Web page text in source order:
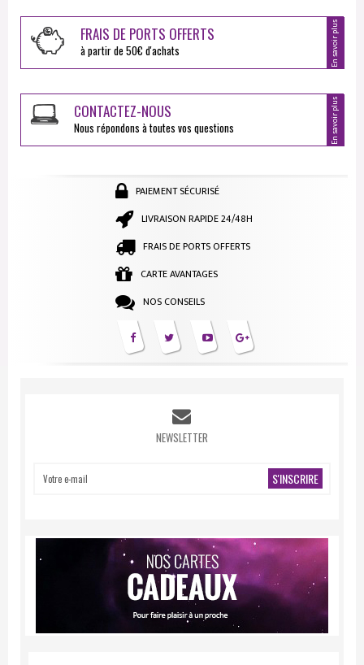
FRAIS DE PORTS OFFERTS
à partir de 50€ d'achats En savoir plus
CONTACTEZ-NOUS
Nous répondons à toutes vos questions En savoir plus
PAIEMENT SÉCURISÉ
LIVRAISON RAPIDE 24/48H
FRAIS DE PORTS OFFERTS
CARTE AVANTAGES
NOS CONSEILS
NEWSLETTER
S'INSCRIRE